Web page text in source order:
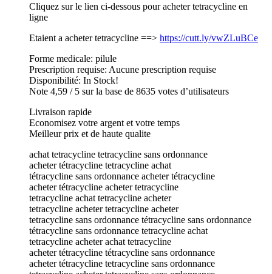
Cliquez sur le lien ci-dessous pour acheter tetracycline en
ligne
Etaient a acheter tetracycline ==> https://cutt.ly/vwZLuBCe
Forme medicale: pilule
Prescription requise: Aucune prescription requise
Disponibilité: In Stock!
Note 4,59 / 5 sur la base de 8635 votes d’utilisateurs
Livraison rapide
Economisez votre argent et votre temps
Meilleur prix et de haute qualite
achat tetracycline tetracycline sans ordonnance
acheter tétracycline tetracycline achat
tétracycline sans ordonnance acheter tétracycline
acheter tétracycline acheter tetracycline
tetracycline achat tetracycline acheter
tetracycline acheter tetracycline acheter
tetracycline sans ordonnance tétracycline sans ordonnance
tétracycline sans ordonnance tetracycline achat
tetracycline acheter achat tetracycline
acheter tétracycline tétracycline sans ordonnance
acheter tétracycline tetracycline sans ordonnance